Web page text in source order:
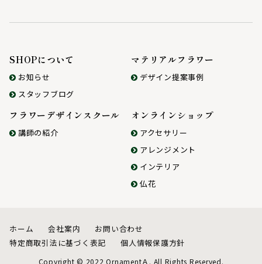
SHOPについて
お知らせ
スタッフブログ
マテリアルフラワー
デザイン提案事例
フラワーデザインスクール
講師の紹介
オンラインショップ
アクセサリー
アレンジメント
インテリア
仏花
ホーム 会社案内
お問い合わせ
特定商取引法に基づく表記
個人情報保護方針
Copyright © 2022 OrnamentＡ. All Rights Reserved.